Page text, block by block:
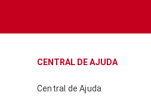
NMC-OFF WITHE
00004-PRETO
50000-CINZA MESCLA
CENTRAL DE AJUDA
Central de Ajuda